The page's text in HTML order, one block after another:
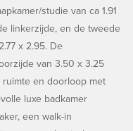
studie van ca 1.91
linkerzijde, en de tweede
x 2.95. De
van 3.50 x 3.25
en doorloop met
luxe badkamer
een walk-in